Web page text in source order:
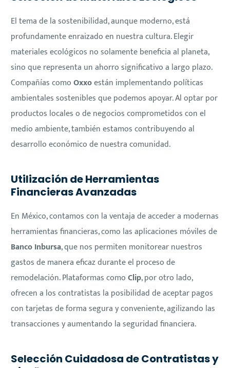
El tema de la sostenibilidad, aunque moderno, está
profundamente enraizado en nuestra cultura. Elegir
materiales ecológicos no solamente beneficia al planeta,
sino que representa un ahorro significativo a largo plazo.
Compañías comoOxxoestán implementando políticas
ambientales sostenibles que podemos apoyar. Al optar por
productos locales o de negocios comprometidos con el
medio ambiente, también estamos contribuyendo al
desarrollo económico de nuestra comunidad.
Utilización de Herramientas
Financieras Avanzadas
En México, contamos con la ventaja de acceder a modernas
herramientas financieras, como las aplicaciones móviles de
Banco Inbursa, que nos permiten monitorear nuestros
gastos de manera eficaz durante el proceso de
remodelación. Plataformas comoClip, por otro lado,
ofrecen a los contratistas la posibilidad de aceptar pagos
con tarjetas de forma segura y conveniente, agilizando las
transacciones y aumentando la seguridad financiera.
Selección Cuidadosa de Contratistas y